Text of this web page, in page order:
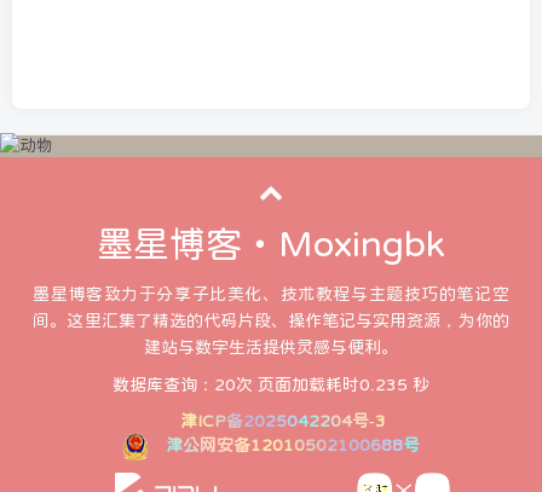
墨星博客・Moxingbk
墨星博客致力于分享子比美化、技术教程与主题技巧的笔记空
间。这里汇集了精选的代码片段、操作笔记与实用资源，为你的
建站与数字生活提供灵感与便利。
数据库查询：20次 页面加载耗时0.235 秒
津ICP备2025042204号-3
津公网安备12010502100688号